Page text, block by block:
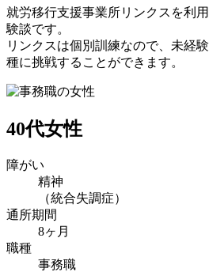
就労移行支援事業所リンクスを利
験談です。
リンクスは個別訓練なので、未経
種に挑戦することができます。
40代女性
障がい
精神
（統合失調症）
通所期間
8ヶ月
職種
事務職